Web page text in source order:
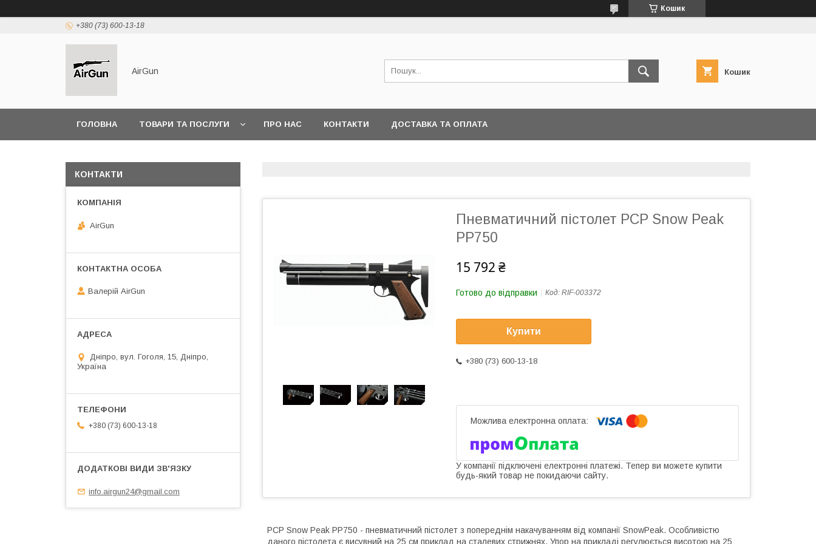
Кошик
+380 (73) 600-13-18
AirGun Кошик
ГОЛОВНА ТОВАРИ ТА ПОСЛУГИ ПРО НАС КОНТАКТИ ДОСТАВКА ТА ОПЛАТА
Пневматичний пістолет PCP Snow Peak
PP750
15 792 ₴
Готово до відправки Код: RIF-003372
Купити
+380 (73) 600-13-18
У компанії підключені електронні платежі. Тепер ви можете купити
будь-який товар не покидаючи сайту.
PCP Snow Peak PP750 - пневматичний пістолет з попереднім накачуванням від компанії SnowPeak. Особливістю
даного пістолета є висувний на 25 см приклад на сталевих стрижнях. Упор на прикладі регулюється висотою на 25
КОНТАКТИ
AirGun
Валерій AirGun
Дніпро, вул. Гоголя, 15, Дніпро,
Україна
+380 (73) 600-13-18
info.airgun24@gmail.com